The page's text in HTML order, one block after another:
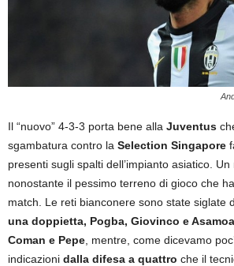
Il “nuovo” 4-3-3 porta bene alla Juventus
sgambatura contro la Selection Singapore
presenti sugli spalti dell’impianto asiatico.
nonostante il pessimo terreno di gioco che
match. Le reti bianconere sono state siglate
una doppietta, Pogba, Giovinco e
Coman e Pepe , mentre, come dicevamo
indicazioni dalla difesa a quattro che il